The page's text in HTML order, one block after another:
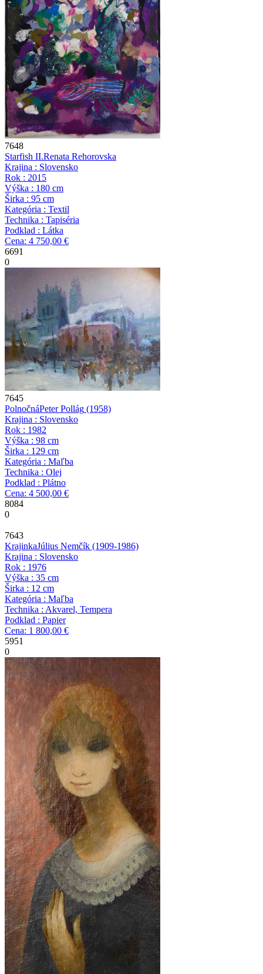
7648
Starfish II.Renata Rehorovska
Krajina : Slovensko
Rok : 2015
Výška : 180 cm
Širka : 95 cm
Kategória : Textil
Technika : Tapiséria
Podklad : Látka
Cena: 4 750,00 €
6691
0
7645
PolnočnáPeter Pollág (1958)
Krajina : Slovensko
Rok : 1982
Výška : 98 cm
Širka : 129 cm
Kategória : Maľba
Technika : Olej
Podklad : Plátno
Cena: 4 500,00 €
8084
0
7643
KrajinkaJúlius Nemčík (1909-1986)
Krajina : Slovensko
Rok : 1976
Výška : 35 cm
Širka : 12 cm
Kategória : Maľba
Technika : Akvarel, Tempera
Podklad : Papier
Cena: 1 800,00 €
5951
0